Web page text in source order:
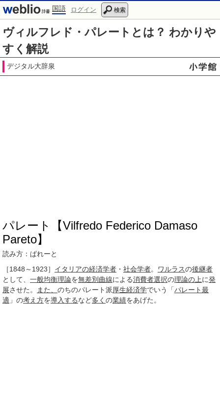
国語 ログイン 検索
ヴィルフレド・パレートとは？ わかりや
すく解説
デジタル大辞泉
パレート【Vilfredo Federico Damaso
Pareto】
読み方：ぱれーと
［1848～1923］ イタリアの経済学者 ・ 社会学者。 ワルラスの後継者
として、 一般均衡理論を無差別曲線による消費者選択の理論の上に発
展させた。 また、 のちのパレート派厚生経済学でいう「パレート最
適 」の考え方を導入するなど多く の業績をあげた。